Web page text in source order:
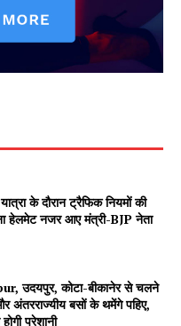
Akhbaar
के दौरान ट्रैफिक नियमों की
हेलमेट नजर आए मंत्री-BJP नेता
उदयपुर, कोटा-बीकानेर से चलने
अंतरराज्यीय बसों के थमेंगे पहिए,
परेशानी